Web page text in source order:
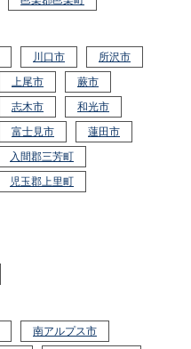
川口市
所沢市
上尾市
蕨市
志木市
和光市
富士見市
蓮田市
入間郡三芳町
児玉郡上里町
南アルプス市